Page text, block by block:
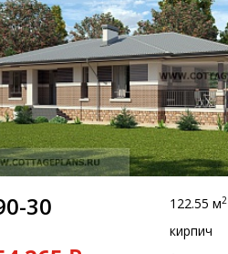
30
122.55 м2
кирпич